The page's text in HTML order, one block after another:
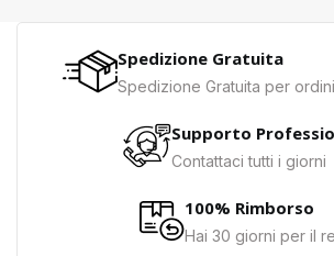
Spedizione Gratuita
Spedizione Gratuita per
Supporto
Contattaci tutti i giorni
100% Rimborso
Hai 30 giorni per il